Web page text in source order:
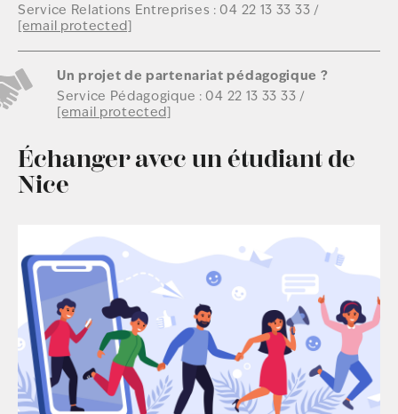
Service Relations Entreprises :04 22 13 33 33 /
[email protected]
Un projet de partenariat pédagogique ?
Service Pédagogique :04 22 13 33 33 /
[email protected]
Échanger avec un étudiant de
Nice